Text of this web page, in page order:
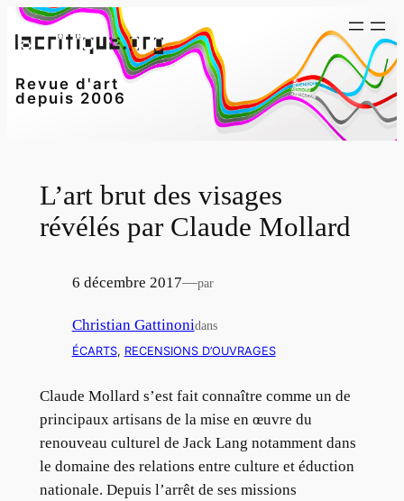
Aller
au
Revue d'art
depuis 2006
L’art brut des visages
révélés par Claude Mollard
6 décembre 2017—par
Christian Gattinonidans
ÉCARTS, RECENSIONS D’OUVRAGES
Claude Mollard s’est fait connaître comme un de
principaux artisans de la mise en œuvre du
renouveau culturel de Jack Lang notamment dans
le domaine des relations entre culture et éduction
nationale. Depuis l’arrêt de ses missions